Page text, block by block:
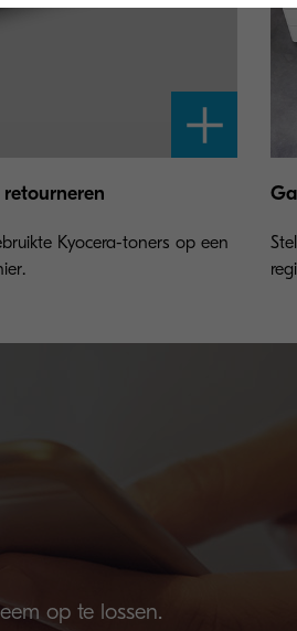
Kyocera-toners op een
op te lossen.